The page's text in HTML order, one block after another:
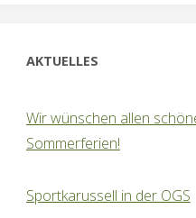
AKTUELLES
Wir wünschen allen
Sommerferien!
Sportkarussell in der OGS